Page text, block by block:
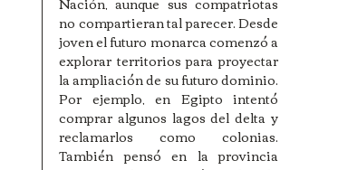
no compartieran tal parecer. Desde
joven el futuro monarca comenzó a
explorar territorios para proyectar
la ampliación de su futuro dominio.
Por ejemplo, en Egipto intentó
comprar algunos lagos del delta y
reclamarlos como colonias.
También pensó en la provincia